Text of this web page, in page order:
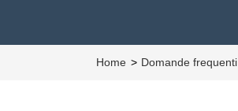
Home Domande frequenti